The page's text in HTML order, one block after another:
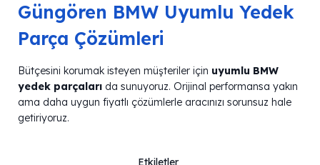
Güngören BMW Uyumlu Yedek
Parça Çözümleri
Bütçesini korumak isteyen müşteriler için uyumlu BMW
yedek parçaları da sunuyoruz. Orijinal performansa yakın
ama daha uygun fiyatlı çözümlerle aracınızı sorunsuz hale
getiriyoruz.